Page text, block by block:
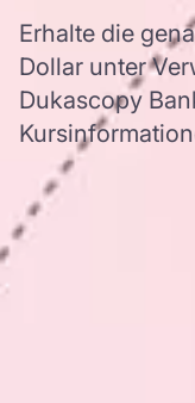
Erhalte die
Dollar unter
Dukascopy